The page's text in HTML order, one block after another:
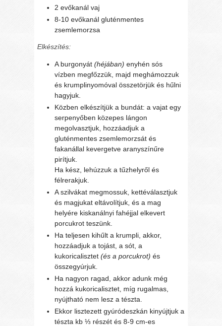
2 evőkanál vaj
8-10 evőkanál gluténmentes
zsemlemorzsa
Elkészítés:
A burgonyát(héjában) enyhén sós
vízben megfőzzük, majd meghámozzuk
és krumplinyomóval összetörjük és hűlni
hagyjuk.
Közben elkészítjük a bundát: a vajat egy
serpenyőben közepes lángon
megolvasztjuk, hozzáadjuk a
gluténmentes zsemlemorzsát és
fakanállal kevergetve aranyszínűre
pirítjuk.
Ha kész, lehúzzuk a tűzhelyről és
félrerakjuk.
A szilvákat megmossuk, kettéválasztjuk
és magjukat eltávolítjuk, és a mag
helyére kiskanálnyi fahéjjal elkevert
porcukrot teszünk.
Ha teljesen kihűlt a krumpli, akkor,
hozzáadjuk a tojást, a sót, a
kukoricalisztet(és a porcukrot) és
összegyúrjuk.
Ha nagyon ragad, akkor adunk még
hozzá kukoricalisztet, míg rugalmas,
nyújtható nem lesz a tészta.
Ekkor lisztezett gyúródeszkán kinyújtjuk a
tészta kb ⅓ részét és 8-9 cm-es